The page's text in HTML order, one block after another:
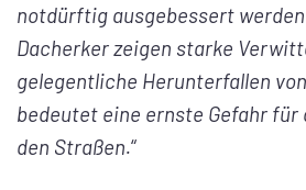
notdürftig ausgebessert
Dacherker zeigen starke
gelegentliche Herunterfallen
bedeutet eine ernste Gefahr für
den Straßen.“